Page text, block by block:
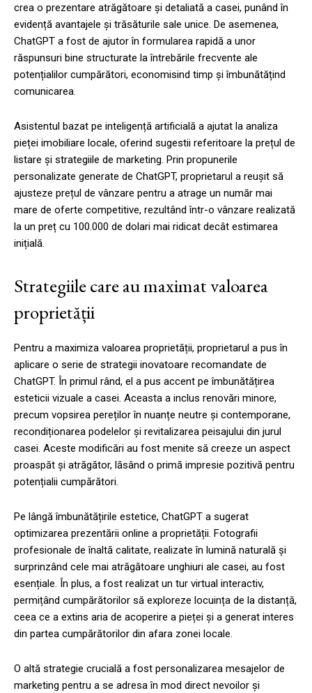
crea o prezentare atrăgătoare și detaliată a casei, punând în
evidență avantajele și trăsăturile sale unice. De asemenea,
ChatGPT a fost de ajutor în formularea rapidă a unor
răspunsuri bine structurate la întrebările frecvente ale
potențialilor cumpărători, economisind timp și îmbunătățind
comunicarea.
Asistentul bazat pe inteligență artificială a ajutat la analiza
pieței imobiliare locale, oferind sugestii referitoare la prețul de
listare și strategiile de marketing. Prin propunerile
personalizate generate de ChatGPT, proprietarul a reușit să
ajusteze prețul de vânzare pentru a atrage un număr mai
mare de oferte competitive, rezultând într-o vânzare realizată
la un preț cu 100.000 de dolari mai ridicat decât estimarea
inițială.
Strategiile care au maximat valoarea
proprietății
Pentru a maximiza valoarea proprietății, proprietarul a pus în
aplicare o serie de strategii inovatoare recomandate de
ChatGPT. În primul rând, el a pus accent pe îmbunătățirea
esteticii vizuale a casei. Aceasta a inclus renovări minore,
precum vopsirea pereților în nuanțe neutre și contemporane,
recondiționarea podelelor și revitalizarea peisajului din jurul
casei. Aceste modificări au fost menite să creeze un aspect
proaspăt și atrăgător, lăsând o primă impresie pozitivă pentru
potențialii cumpărători.
Pe lângă îmbunătățirile estetice, ChatGPT a sugerat
optimizarea prezentării online a proprietății. Fotografii
profesionale de înaltă calitate, realizate în lumină naturală și
surprinzând cele mai atrăgătoare unghiuri ale casei, au fost
esențiale. În plus, a fost realizat un tur virtual interactiv,
permițând cumpărătorilor să exploreze locuința de la distanță,
ceea ce a extins aria de acoperire a pieței și a generat interes
din partea cumpărătorilor din afara zonei locale.
O altă strategie crucială a fost personalizarea mesajelor de
marketing pentru a se adresa în mod direct nevoilor și